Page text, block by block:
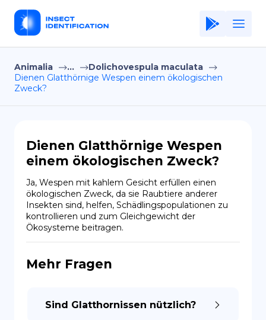
Home
Application
Privacy Policy
DE
EN
ES
Copiright © Niro ID
Animalia ...
Dolichovespula maculata
Dienen Glatthörnige Wespen einem ökologischen
Zweck?
Dienen Glatthörnige Wespen
einem ökologischen Zweck?
Ja, Wespen mit kahlem Gesicht erfüllen einen
ökologischen Zweck, da sie Raubtiere anderer
Insekten sind, helfen, Schädlingspopulationen zu
kontrollieren und zum Gleichgewicht der
Ökosysteme beitragen.
Mehr Fragen
Sind Glatthornissen nützlich?